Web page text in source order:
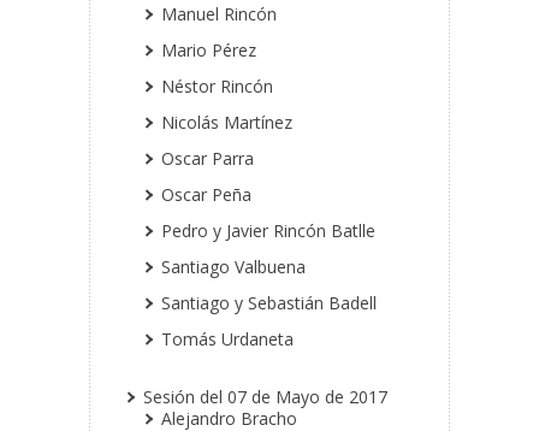
Manuel Rincón
Mario Pérez
Néstor Rincón
Nicolás Martínez
Oscar Parra
Oscar Peña
Pedro y Javier Rincón Batlle
Santiago Valbuena
Santiago y Sebastián Badell
Tomás Urdaneta
Sesión del 07 de Mayo de 2017
Alejandro Bracho